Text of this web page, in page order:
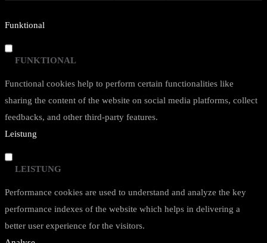
Funktional
FUNKTIONAL
Functional cookies help to perform certain functionalities like
sharing the content of the website on social media platforms, collect
feedbacks, and other third-party features.
Leistung
LEISTUNG
Performance cookies are used to understand and analyze the key
performance indexes of the website which helps in delivering a
better user experience for the visitors.